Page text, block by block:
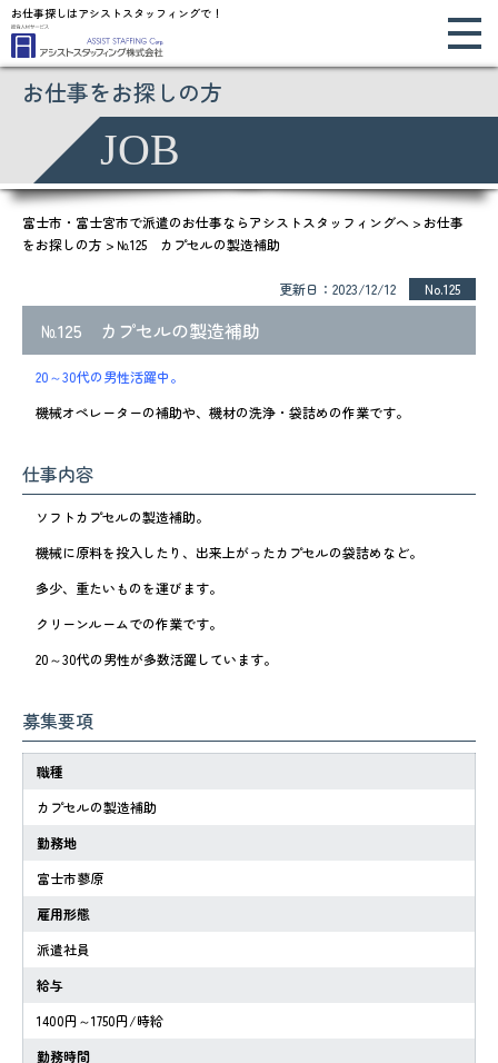
お仕事探しはアシストスタッフィングで！
お仕事をお探しの方
JOB
富士市・富士宮市で派遣のお仕事ならアシストスタッフィングへ > お仕事
をお探しの方 > №125 カプセルの製造補助
No.125
更新日：2023/12/12
№125 カプセルの製造補助
20～30代の男性活躍中。
機械オペレーターの補助や、機材の洗浄・袋詰めの作業です。
仕事内容
ソフトカプセルの製造補助。
機械に原料を投入したり、出来上がったカプセルの袋詰めなど。
多少、重たいものを運びます。
クリーンルームでの作業です。
20～30代の男性が多数活躍しています。
募集要項
職種
カプセルの製造補助
勤務地
富士市蓼原
雇用形態
派遣社員
給与
1400円～1750円/時給
勤務時間